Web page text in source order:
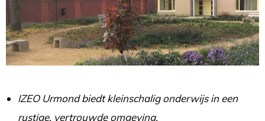
IZEO Urmond biedt kleinschalig onderwijs in een
rustige, vertrouwde omgeving.